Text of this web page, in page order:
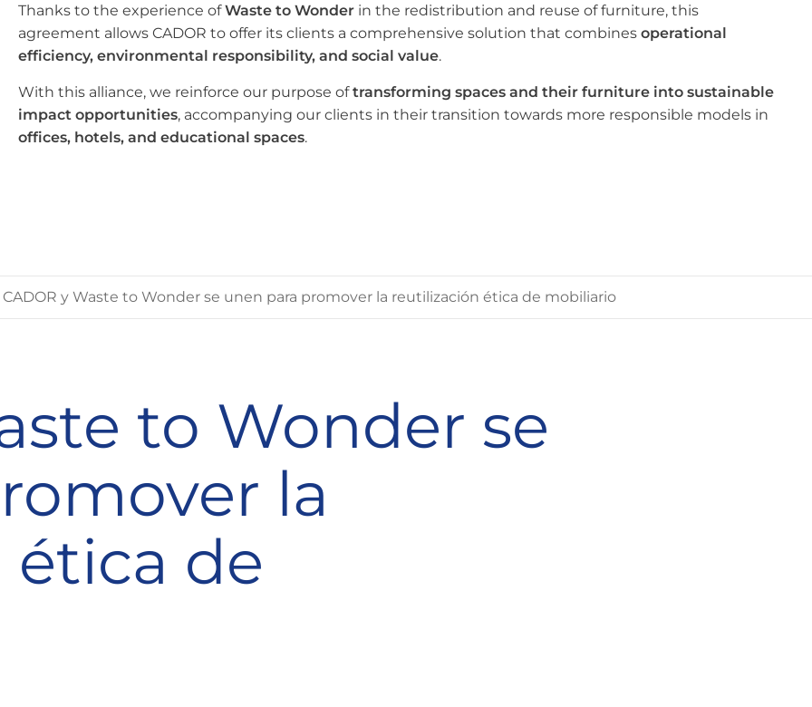
Thanks to the experience ofWaste to Wonder in the redistribution and reuse of furniture, this
agreement allows CADOR to offer its clients a comprehensive solution that combinesoperational
efficiency, environmental responsibility, and social value.
With this alliance, we reinforce our purpose oftransforming spaces and their furniture into sustainable
impact opportunities, accompanying our clients in their transition towards more responsible models in
offices, hotels, and educational spaces.
CADOR y Waste to Wonder se unen para promover la reutilización ética de mobiliario
to Wonder se
la
de